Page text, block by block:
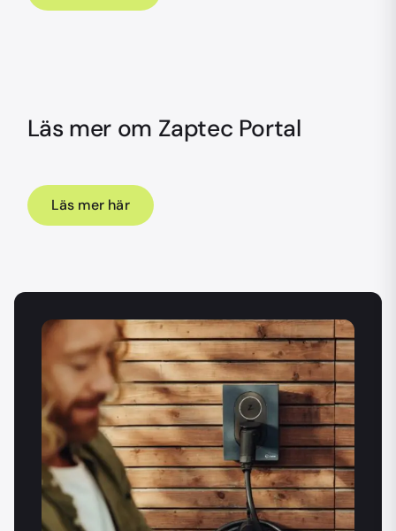
Läs mer om Zaptec Portal
Läs mer här